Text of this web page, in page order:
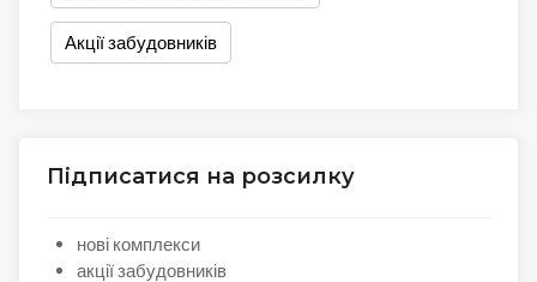
Акції забудовників
Підписатися на розсилку
нові комплекси
акції забудовників